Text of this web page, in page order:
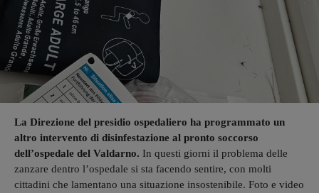
La Direzione del presidio ospedaliero ha programmato un
altro intervento di disinfestazione al pronto soccorso
dell’ospedale del Valdarno. In questi giorni il problema delle
zanzare dentro l’ospedale si sta facendo sentire, con molti
cittadini che lamentano una situazione insostenibile. Foto e video